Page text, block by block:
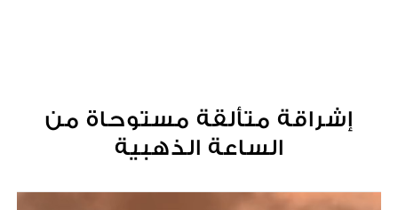
إشراقة متألقة مستوحاة من
الساعة الذهبية